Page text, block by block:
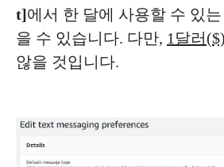
t]에서 한 달에 사용할 수 있
을 수 있습니다. 다만, 1달러($)
않을 것입니다.